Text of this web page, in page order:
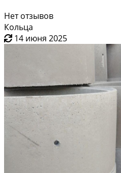
Нет отзывов
Кольца
14 июня 2025